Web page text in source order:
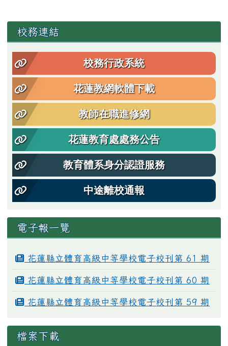
左邊區域內容
校務連結
校務行政系統
花蓮教網軟體下載
教師在職進修網
花蓮教育處處務公告
教育體系身分認證服務
中途離校通報
電子報一覽
花蓮縣立體育高級中等學校電子校刊第 61 期
花蓮縣立體育高級中等學校電子校刊第 60 期
花蓮縣立體育高級中等學校電子校刊第 59 期
檔案下載